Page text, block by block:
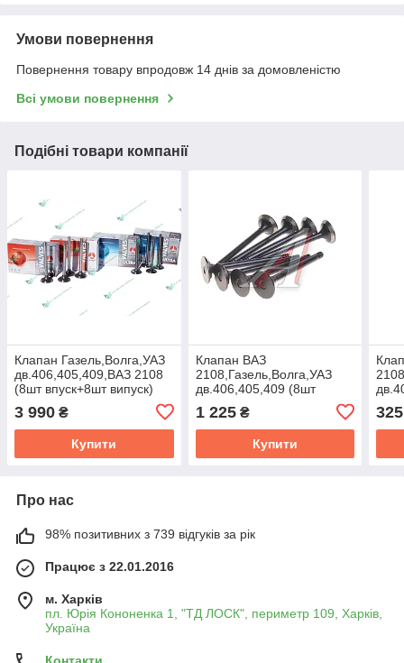
Умови повернення
Повернення товару впродовж 14 днів за домовленістю
Всі умови повернення
Подібні товари компанії
Клапан Газель,Волга,УАЗ
дв.406,405,409,ВАЗ 2108
(8шт впуск+8шт випуск)
406.1001012/10
3 990 ₴
Купити
Клапан ВАЗ
2108,Газель,Волга,УАЗ
дв.406,405,409 (8шт
ЧАЗ,Челябінськ)
1 225₴
Купити
325
Про нас
98% позитивних з 739 відгуків за рік
Працює з 22.01.2016
м. Харків
пл. Юрія Кононенка 1, "ТД ЛОСК", периметр 109, Харків,
Україна